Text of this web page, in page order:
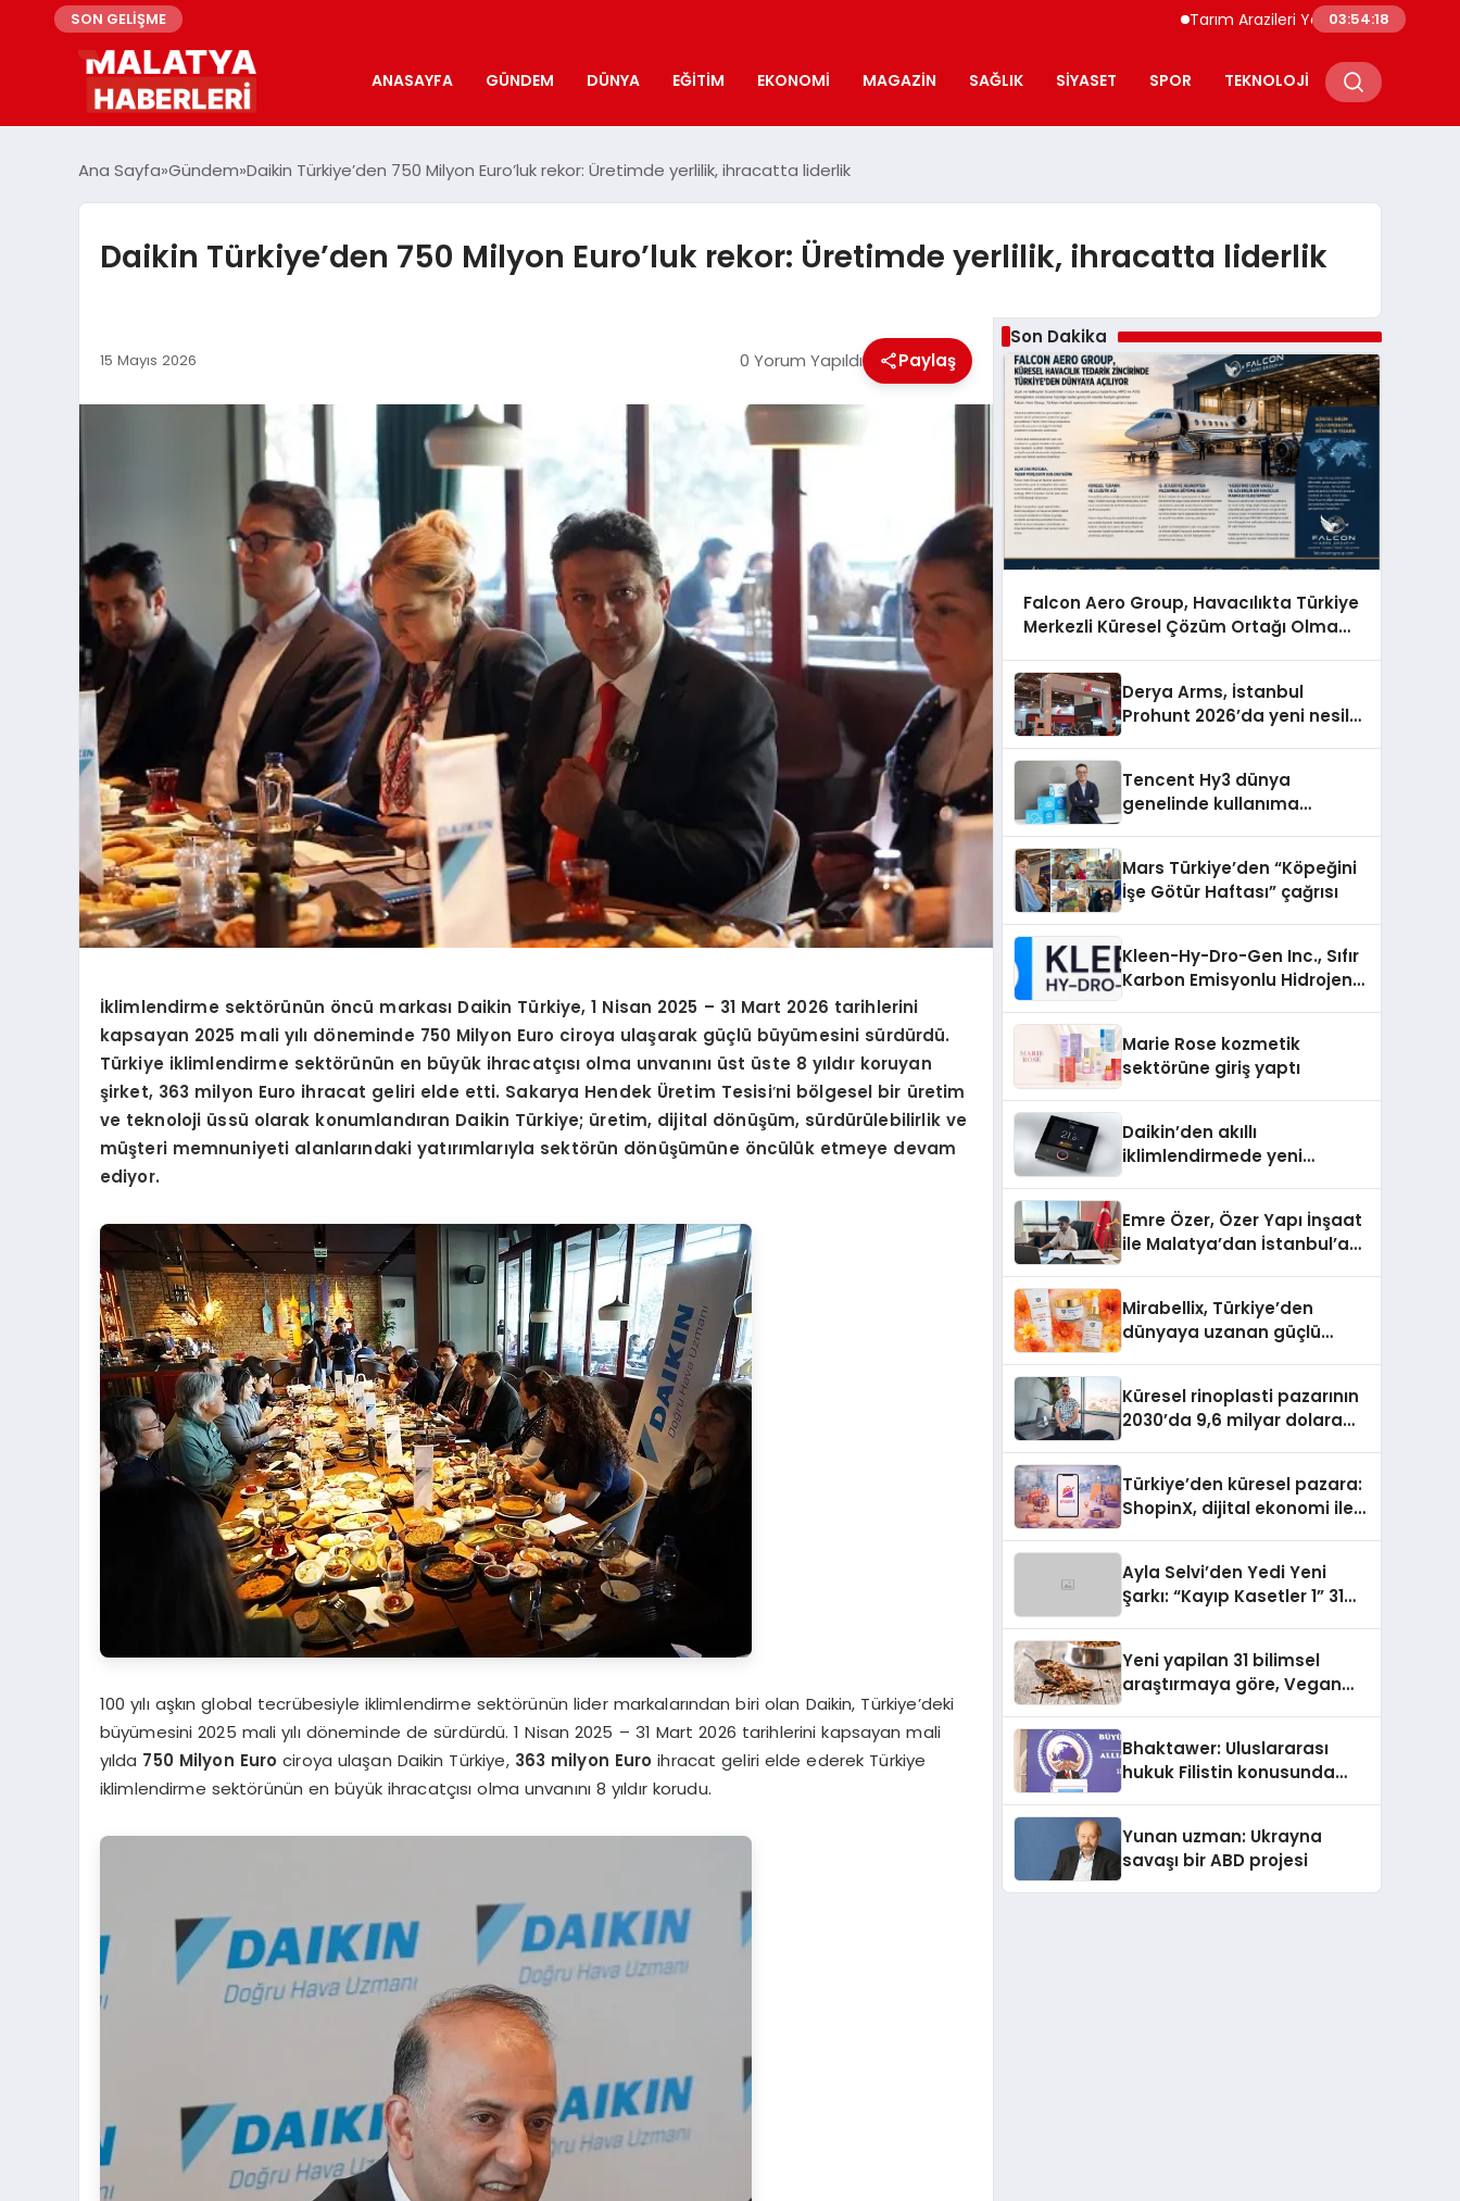
SON GELİŞME Tarım Arazileri Yeni Yönetmelikle Korunacak
03:54:20
ANASAYFA GÜNDEM DÜNYA EĞITIM EKONOMI MAGAZIN SAĞLIK SIYASET SPOR TEKNOLOJI
Ana Sayfa Gündem Daikin Türkiye’den 750 Milyon Euro’luk rekor: Üretimde yerlilik, ihracatta liderlik
Daikin Türkiye’den 750 Milyon Euro’luk rekor: Üretimde yerlilik, ihracatta liderlik
15 Mayıs 2026 0 Yorum Yapıldı Paylaş
İklimlendirme sektörünün öncü markası Daikin Türkiye, 1 Nisan 2025 – 31 Mart 2026 tarihlerini
kapsayan 2025 mali yılı döneminde 750 Milyon Euro ciroya ulaşarak güçlü büyümesini sürdürdü.
Türkiye iklimlendirme sektörünün en büyük ihracatçısı olma unvanını üst üste 8 yıldır koruyan
şirket, 363 milyon Euro ihracat geliri elde etti. Sakarya Hendek Üretim Tesisi’ni bölgesel bir üretim
ve teknoloji üssü olarak konumlandıran Daikin Türkiye; üretim, dijital dönüşüm, sürdürülebilirlik ve
müşteri memnuniyeti alanlarındaki yatırımlarıyla sektörün dönüşümüne öncülük etmeye devam
ediyor.
100 yılı aşkın global tecrübesiyle iklimlendirme sektörünün lider markalarından biri olan Daikin, Türkiye’deki
büyümesini 2025 mali yılı döneminde de sürdürdü. 1 Nisan 2025 – 31 Mart 2026 tarihlerini kapsayan mali
yılda 750 Milyon Euro ciroya ulaşan Daikin Türkiye, 363 milyon Euro ihracat geliri elde ederek Türkiye
iklimlendirme sektörünün en büyük ihracatçısı olma unvanını 8 yıldır korudu.
Son Dakika
Falcon Aero Group, Havacılıkta Türkiye
Merkezli Küresel Çözüm Ortağı Olma
Derya Arms, İstanbul
Prohunt 2026’da yeni nesil
Tencent Hy3 dünya
genelinde kullanıma
Mars Türkiye’den “Köpeğini
İşe Götür Haftası” çağrısı
Kleen-Hy-Dro-Gen Inc., Sıfır
Karbon Emisyonlu Hidrojen
Aldı
Marie Rose kozmetik
sektörüne giriş yaptı
Daikin’den akıllı
iklimlendirmede yeni
Emre Özer, Özer Yapı İnşaat
ile Malatya’dan İstanbul’a
Mirabellix, Türkiye’den
dünyaya uzanan güçlü
Küresel rinoplasti pazarının
2030’da 9,6 milyar dolara
Türkiye’den küresel pazara:
ShopinX, dijital ekonomi ile
Ayla Selvi’den Yedi Yeni
Şarkı: “Kayıp Kasetler 1” 31
Yeni yapilan 31 bilimsel
araştırmaya göre, Vegan
Sindirildiğini Ortaya Koydu
Bhaktawer: Uluslararası
hukuk Filistin konusunda
Yunan uzman: Ukrayna
savaşı bir ABD projesi